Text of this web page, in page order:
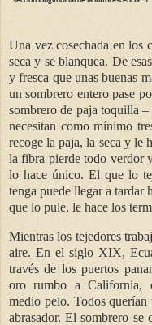
Una vez cosechada en los
seca y se blanquea. De
y fresca que unas buenas
un sombrero entero pase
sombrero de paja toquilla
necesitan como mínimo
recoge la paja, la seca y le
la fibra pierde todo verdor
lo hace único. El que lo
tenga puede llegar a tardar
que lo pule, le hace los
Mientras los tejedores
aire. En el siglo XIX,
través de los puertos
oro rumbo a California,
medio pelo. Todos
abrasador. El sombrero se